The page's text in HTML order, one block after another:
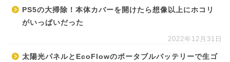
PS5の大掃除！本体カバーを開けたら想像以上にホコリ
がいっぱいだった
2022年12月31日
太陽光パネルとEcoFlowのポータブルバッテリーで生ゴ